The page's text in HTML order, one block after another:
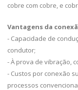
cobre com cobre, e
Vantagens da
- Capacidade de
condutor;
- À prova de vibração,
- Custos por conexão
processos